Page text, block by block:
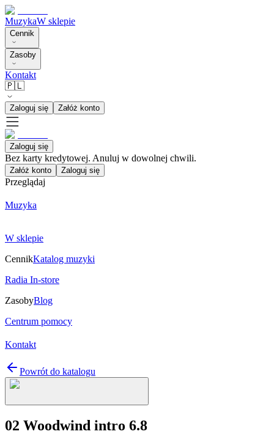
MuzykaW sklepie
Cennik
Zasoby
Kontakt
🇵🇱
Zaloguj się Załóż konto
Zaloguj się
Bez karty kredytowej. Anuluj w dowolnej chwili.
Załóż konto Zaloguj się
Przeglądaj
Muzyka
W sklepie
CennikKatalog muzyki
Radia In-store
ZasobyBlog
Centrum pomocy
Kontakt
Powrót do katalogu
02 Woodwind intro 6.8